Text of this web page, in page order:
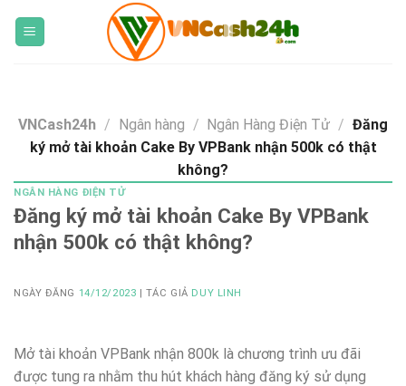
VNCash24h / Ngân hàng / Ngân Hàng Điện Tử / Đăng
ký mở tài khoản Cake By VPBank nhận 500k có thật
không?
NGÂN HÀNG ĐIỆN TỬ
Đăng ký mở tài khoản Cake By VPBank
nhận 500k có thật không?
NGÀY ĐĂNG 14/12/2023 | TÁC GIẢ DUY LINH
Mở tài khoản VPBank nhận 800k là chương trình ưu đãi
được tung ra nhằm thu hút khách hàng đăng ký sử dụng